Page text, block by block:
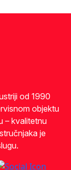
od 1990
objektu
– kvalitetnu
je